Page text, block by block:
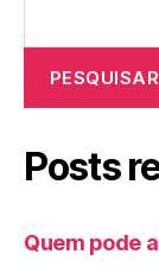
PESQUISAR
Posts
Quem pode